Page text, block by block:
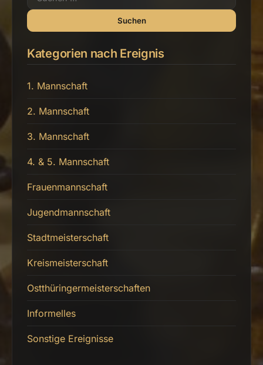
nach:
Kategorien nach Ereignis
1. Mannschaft
2. Mannschaft
3. Mannschaft
4. & 5. Mannschaft
Frauenmannschaft
Jugendmannschaft
Stadtmeisterschaft
Kreismeisterschaft
Ostthüringermeisterschaften
Informelles
Sonstige Ereignisse